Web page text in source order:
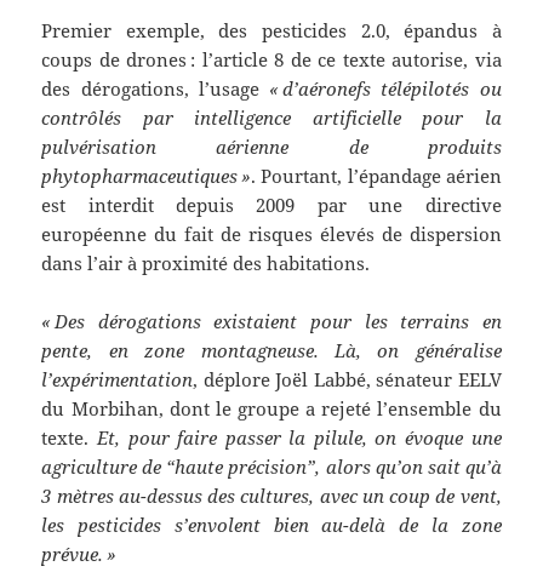
Premier exemple, des pesticides 2.0, épandus à
coups de drones : l’article 8 de ce texte autorise, via
des dérogations, l’usage « d’aéronefs télépilotés ou
contrôlés par intelligence artificielle pour la
pulvérisation aérienne de produits
phytopharmaceutiques ». Pourtant, l’épandage aérien
est interdit depuis 2009 par une directive
européenne du fait de risques élevés de dispersion
dans l’air à proximité des habitations.
« Des dérogations existaient pour les terrains en
pente, en zone montagneuse. Là, on généralise
l’expérimentation, déplore Joël Labbé, sénateur EELV
du Morbihan, dont le groupe a rejeté l’ensemble du
texte. Et, pour faire passer la pilule, on évoque une
agriculture de “haute précision”, alors qu’on sait qu’à
3 mètres au-dessus des cultures, avec un coup de vent,
les pesticides s’envolent bien au-delà de la zone
prévue. »